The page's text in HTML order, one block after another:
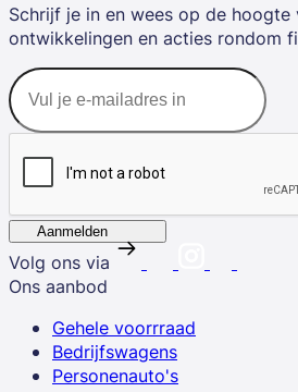
Schrijf je in en wees op de hoogte
ontwikkelingen en acties rondom
Aanmelden
Volg ons via
Ons aanbod
Gehele voorrraad
Bedrijfswagens
Personenauto's